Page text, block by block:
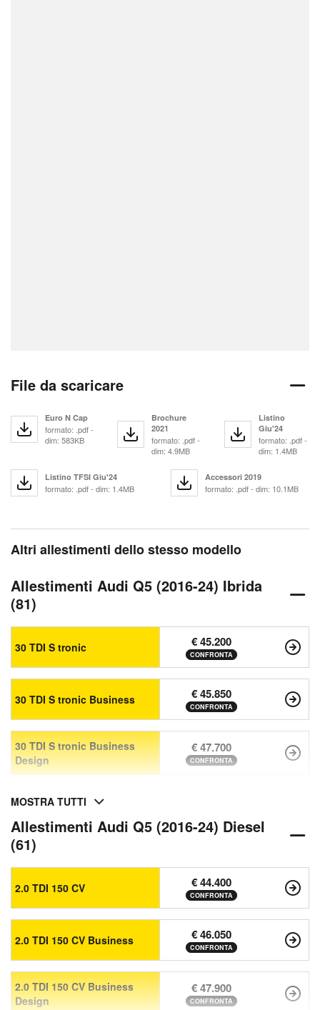
File da scaricare
Euro N Cap
formato: .pdf -
dim: 583KB
Brochure
2021
formato: .pdf -
dim: 4.9MB
Listino
Giu'24
formato: .pdf -
dim: 1.4MB
Listino TFSI Giu'24
formato: .pdf - dim: 1.4MB
Accessori 2019
formato: .pdf - dim: 10.1MB
Altri allestimenti dello stesso modello
Allestimenti Audi Q5 (2016-24) Ibrida
(81)
30 TDI S tronic € 45.200
CONFRONTA
30 TDI S tronic Business € 45.850
CONFRONTA
30 TDI S tronic Business
Design
€ 47.700
CONFRONTA
MOSTRA TUTTI
Allestimenti Audi Q5 (2016-24) Diesel
(61)
2.0 TDI 150 CV € 44.400
CONFRONTA
2.0 TDI 150 CV Business € 46.050
CONFRONTA
2.0 TDI 150 CV Business
Design
€ 47.900
CONFRONTA